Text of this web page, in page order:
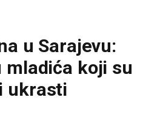
u Sarajevu:
mladića koji su
ukrasti